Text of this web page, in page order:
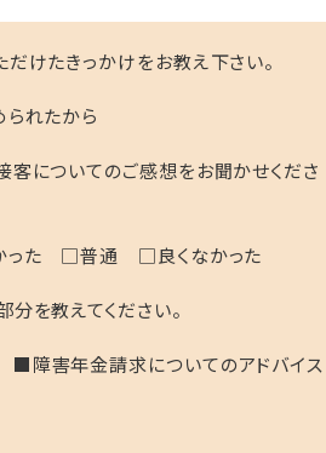
けたきっかけをお教え下さい。
られたから
客についてのご感想をお聞かせくださ
た □普通 □良くなかった
を教えてください。
害年金請求についてのアドバイス